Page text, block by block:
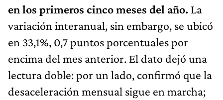
en los primeros cinco meses del año. La
variación interanual, sin embargo, se ubicó
en 33,1%, 0,7 puntos porcentuales por
encima del mes anterior. El dato dejó una
lectura doble: por un lado, confirmó que la
desaceleración mensual sigue en marcha;